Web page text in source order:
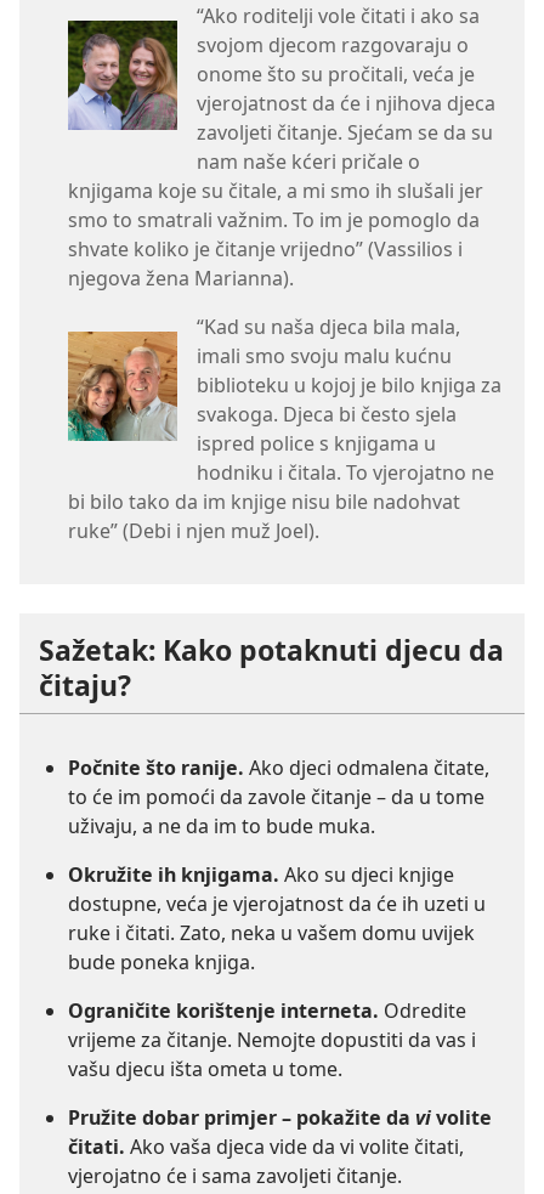
“Ako roditelji vole čitati i ako sa
svojom djecom razgovaraju o
onome što su pročitali, veća je
vjerojatnost da će i njihova djeca
zavoljeti čitanje. Sjećam se da su
nam naše kćeri pričale o
knjigama koje su čitale, a mi smo ih slušali jer
smo to smatrali važnim. To im je pomoglo da
shvate koliko je čitanje vrijedno” (Vassilios i
njegova žena Marianna).
“Kad su naša djeca bila mala,
imali smo svoju malu kućnu
biblioteku u kojoj je bilo knjiga za
svakoga. Djeca bi često sjela
ispred police s knjigama u
hodniku i čitala. To vjerojatno ne
bi bilo tako da im knjige nisu bile nadohvat
ruke” (Debi i njen muž Joel).
Sažetak: Kako potaknuti djecu da
čitaju?
Počnite što ranije. Ako djeci odmalena čitate,
to će im pomoći da zavole čitanje – da u tome
uživaju, a ne da im to bude muka.
Okružite ih knjigama. Ako su djeci knjige
dostupne, veća je vjerojatnost da će ih uzeti u
ruke i čitati. Zato, neka u vašem domu uvijek
bude poneka knjiga.
Ograničite korištenje interneta. Odredite
vrijeme za čitanje. Nemojte dopustiti da vas i
vašu djecu išta ometa u tome.
Pružite dobar primjer – pokažite da vivolite
čitati. Ako vaša djeca vide da vi volite čitati,
vjerojatno će i sama zavoljeti čitanje.